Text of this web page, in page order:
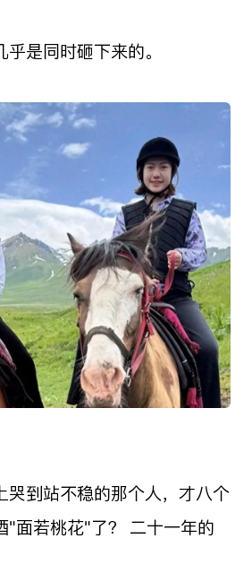
是同时砸下来的。
哭到站不稳的那个人，才八个
"面若桃花"了？ 二十一年的